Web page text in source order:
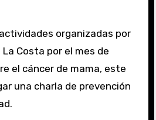
Costa por el mes de
el cáncer de mama, este
una charla de prevención